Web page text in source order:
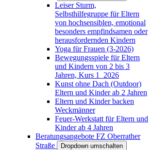
Leiser Sturm,
Selbsthilfegruppe für Eltern
von hochsensiblen, emotional
besonders empfindsamen oder
herausfordernden Kindern
Yoga für Frauen (3-2026)
Bewegungsspiele für Eltern
und Kindern von 2 bis 3
Jahren, Kurs 1_2026
Kunst ohne Dach (Outdoor)
Eltern und Kinder ab 2 Jahren
Eltern und Kinder backen
Weckmänner
Feuer-Werkstatt für Eltern und
Kinder ab 4 Jahren
Beratungsangebote FZ Oberrather
Straße
Dropdown umschalten